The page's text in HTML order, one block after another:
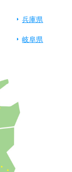
兵庫県
岐阜県